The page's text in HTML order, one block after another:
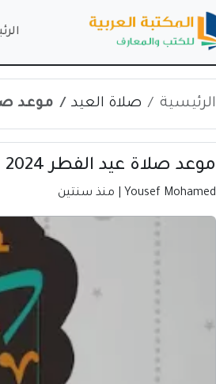
الرئيسية صلاة العيد موعد صلاة عيد
موعد صلاة عيد الفطر 2024 في طولكرم | فلسطين
Yousef Mohamed | منذ سنتين